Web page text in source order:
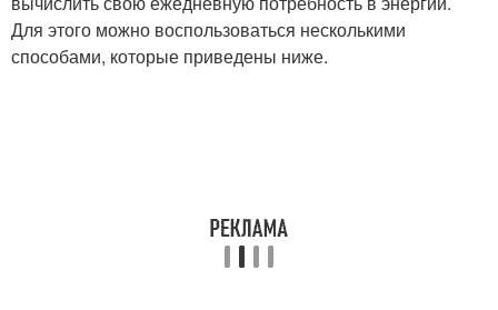
Для этого можно воспользоваться несколькими
способами, которые приведены ниже.